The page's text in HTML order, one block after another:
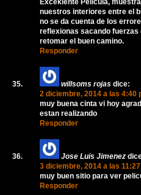
Exceklente Pelicula,
nuestros interiores entre el
no se da cuenta de los
reflexionas sacando fuerzas
retomar el buen camino.
Responder
willsoms rojas dice:
2 diciembre, 2014 a las 4:40
muy buena cinta vi hoy
estan realizando
Responder
Jose Luis Jimenez
3 diciembre, 2014 a las
muy buen sitio para ver
Responder